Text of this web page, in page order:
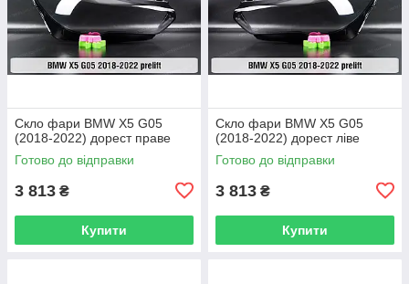
Скло фари BMW X5 G05
(2018-2022) дорест праве
Готово до відправки
3 813 ₴
Купити
Скло фари BMW X5 G05
(2018-2022) дорест ліве
Готово до відправки
3 813 ₴
Купити